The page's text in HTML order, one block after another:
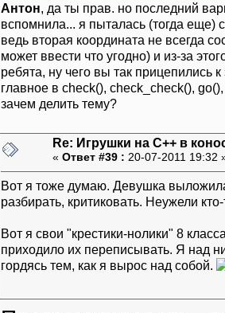
Антон, да ты прав. но последний
вспомнила... я пыталась (тогда еще)
ведь вторая координата не всегда
может ввести что угодно) и из-за
ребята, ну чего вы так прицепились
главное в check(), check_check(),
зачем делить тему?
Re: Игрушки на С++ в
« Ответ #39 : 20-07-2011 19:32
Вот я тоже думаю. Девушка
разбирать, критиковать. Неужели
Вот я свои "крестики-нолики" 8
приходило их переписывать. Я над
гордясь тем, как я вырос над собой.